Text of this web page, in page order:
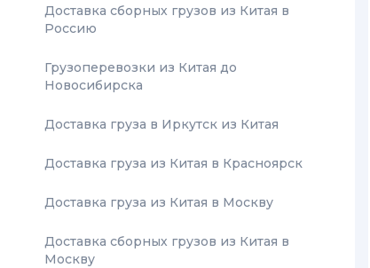
Доставка сборных грузов из Китая в
Россию
Грузоперевозки из Китая до
Новосибирска
Доставка груза в Иркутск из Китая
Доставка груза из Китая в Красноярск
Доставка груза из Китая в Москву
Доставка сборных грузов из Китая в
Москву